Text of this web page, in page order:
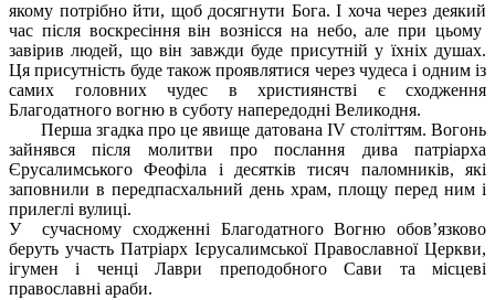
якому потрібно йти, щоб досягнути Бога. І хоча через деякий
час після воскресіння він вознісся на небо, але при цьому
завірив людей, що він завжди буде присутній у їхніх душах.
Ця присутність буде також проявлятися через чудеса і одним із
самих головних чудес в християнстві є сходження
Благодатного вогню в суботу напередодні Великодня.
Перша згадка про це явище датована IV століттям. Вогонь
зайнявся після молитви про послання дива патріарха
Єрусалимського Феофіла і десятків тисяч паломників, які
заповнили в передпасхальний день храм, площу перед ним і
прилеглі вулиці.
У сучасному сходженні Благодатного Вогню обов’язково
беруть участь Патріарх Ієрусалимської Православної Церкви,
ігумен і ченці Лаври преподобного Сави та місцеві
православні араби.